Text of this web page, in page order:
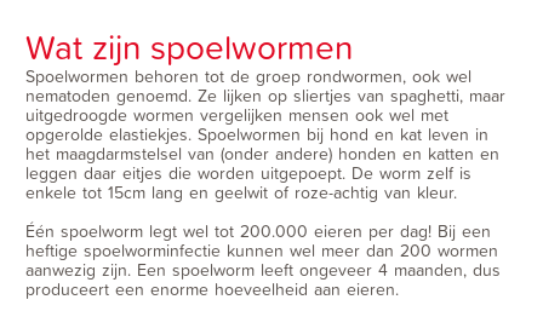
Wat zijn spoelwormen
Spoelwormen behoren tot de groep rondwormen, ook wel
nematoden genoemd. Ze lijken op sliertjes van spaghetti, maar
uitgedroogde wormen vergelijken mensen ook wel met
opgerolde elastiekjes. Spoelwormen bij hond en kat leven in
het maagdarmstelsel van (onder andere) honden en katten en
leggen daar eitjes die worden uitgepoept. De worm zelf is
enkele tot 15cm lang en geelwit of roze-achtig van kleur.
Één spoelworm legt wel tot 200.000 eieren per dag! Bij een
heftige spoelworminfectie kunnen wel meer dan 200 wormen
aanwezig zijn. Een spoelworm leeft ongeveer 4 maanden, dus
produceert een enorme hoeveelheid aan eieren.